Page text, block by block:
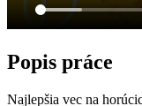
Popis práce
Najlepšia vec na